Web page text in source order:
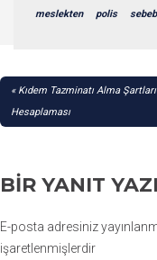
meslekten polis
YAZI
GEZINMESI
Kıdem Tazminatı Alma
Hesaplaması
BIR YANIT
E-posta adresiniz
işaretlenmişlerdir